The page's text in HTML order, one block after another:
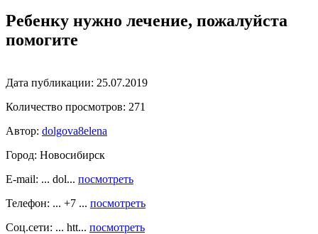
Ребенку нужно лечение, пожалуйста
помогите
Дата публикации: 25.07.2019
Количество просмотров: 271
Автор: dolgova8elena
Город: Новосибирск
E-mail: ... dol... посмотреть
Телефон: ... +7 ... посмотреть
Соц.сети: ... htt... посмотреть